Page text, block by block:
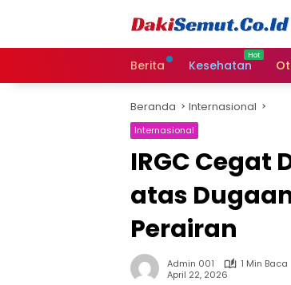
Berita Kesehatan
Beranda Internasional
Internasional
IRGC Cegat
atas
Perairan
Admin 001
1 Min Baca
April 22, 2026